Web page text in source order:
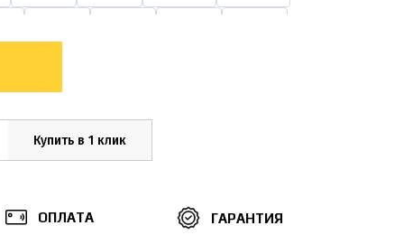
5*500 мм
8х400 мм
Купить в 1 клик
ОПЛАТА ГАРАНТИЯ